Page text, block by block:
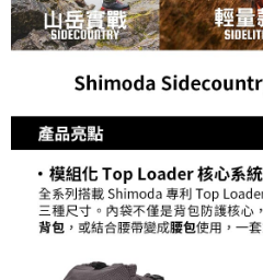
ATM／網路銀行／等多元方式進行付款
※ 請注意：結帳手續完成當下不需立刻
購買商品的店家。未經商家同意取消之
※ 交易是否成功請以「AFTEE先享後付
客戶支援中心」
【注意事項】
１．透過由恩沛科技股份有限公司提供
易，需依本服務之必要範圍內提供個人
權轉讓予恩沛科技股份有限公司。
https://aftee.tw/terms/#terms3